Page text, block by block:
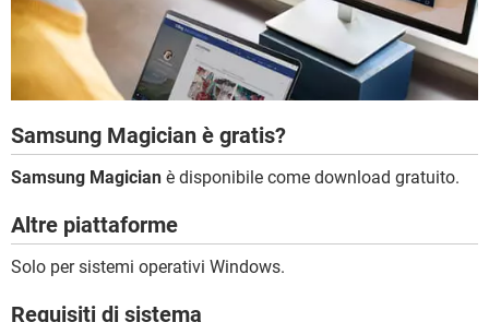
Samsung Magician è gratis?
Samsung Magician è disponibile come download gratuito.
Altre piattaforme
Solo per sistemi operativi Windows.
Requisiti di sistema